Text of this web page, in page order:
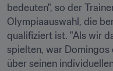
bedeuten", so der
Olympiaauswahl, die
qualifiziert ist. "Als wir
spielten, war Domingos
über seinen